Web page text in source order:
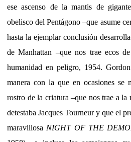
ese ascenso de la mantis de
obelisco del Pentágono –que asume
hasta la ejemplar conclusión
de Manhattan –que nos trae ecos
humanidad en peligro, 1954.
manera con la que en ocasiones se
rostro de la criatura –que nos trae a la
detestaba Jacques Tourneur y que el
maravillosa NIGHT OF THE